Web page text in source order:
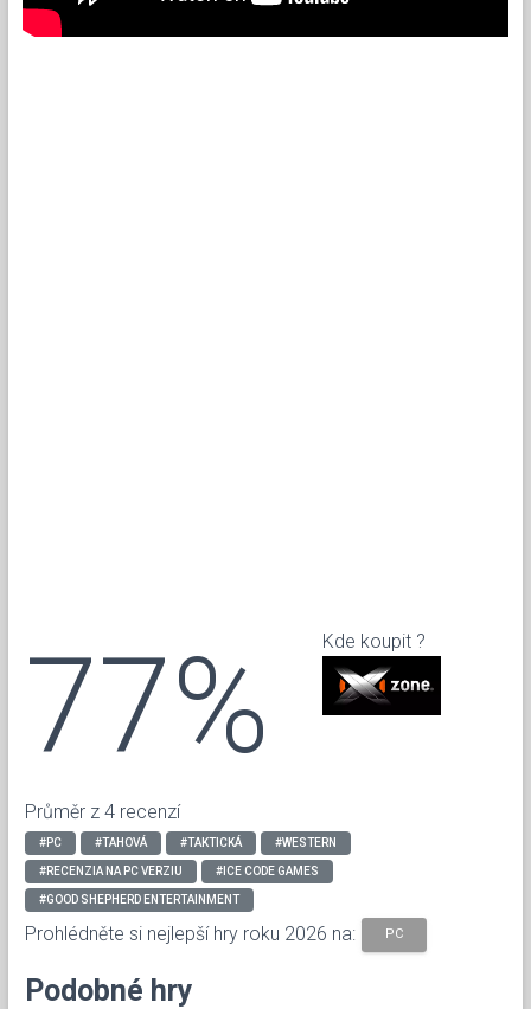
77%
Průměr z 4 recenzí
Kde koupit ?
#PC #TAHOVÁ #TAKTICKÁ #WESTERN
#RECENZIA NA PC VERZIU #ICE CODE GAMES
#GOOD SHEPHERD ENTERTAINMENT
Prohlédněte si nejlepší hry roku 2026 na: PC
Podobné hry